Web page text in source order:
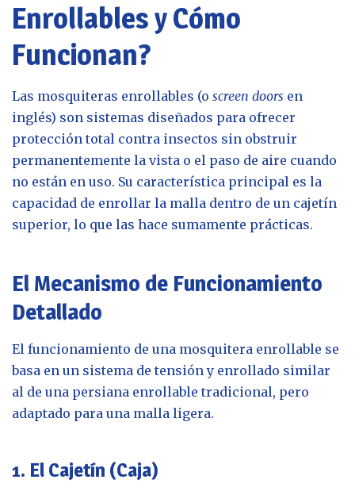
Enrollables y Cómo
Funcionan?
Las mosquiteras enrollables (o screen doors en
inglés) son sistemas diseñados para ofrecer
protección total contra insectos sin obstruir
permanentemente la vista o el paso de aire cuando
no están en uso. Su característica principal es la
capacidad de enrollar la malla dentro de un cajetín
superior, lo que las hace sumamente prácticas.
El Mecanismo de Funcionamiento
Detallado
El funcionamiento de una mosquitera enrollable se
basa en un sistema de tensión y enrollado similar
al de una persiana enrollable tradicional, pero
adaptado para una malla ligera.
1. El Cajetín (Caja)